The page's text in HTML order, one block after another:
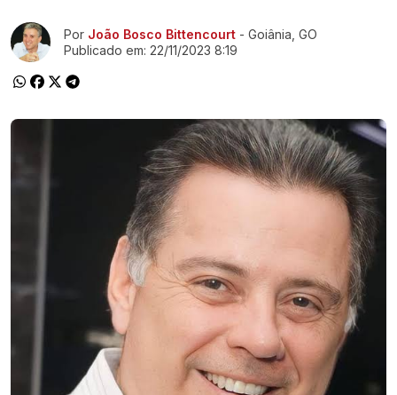
Ir direto pra matéria
Por João Bosco Bittencourt - Goiânia, GO
Publicado em: 22/11/2023 8:19